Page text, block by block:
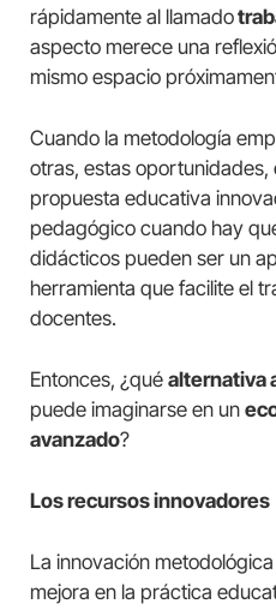
rápidamente al llamado
aspecto merece una
mismo espacio
Cuando la metodología
otras, estas oportunidades,
propuesta educativa
pedagógico cuando hay
didácticos pueden ser un
herramienta que facilite el
docentes.
Entonces, ¿qué alternativa
puede imaginarse en un
avanzado?
Los recursos innovadores
La innovación
mejora en la práctica